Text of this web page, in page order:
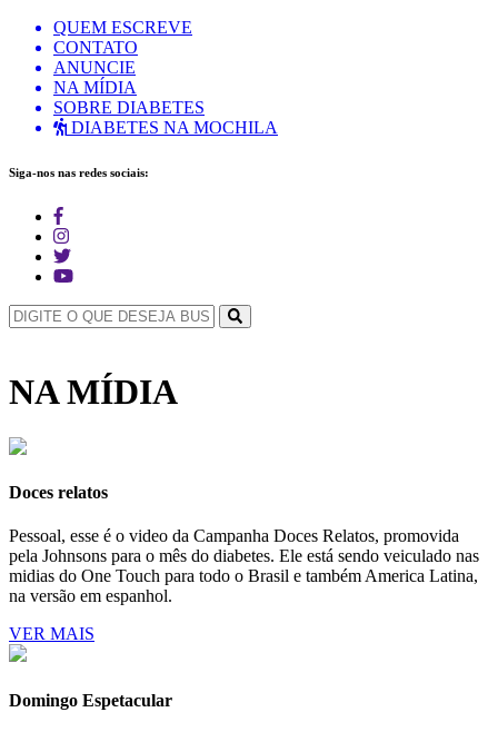
QUEM ESCREVE
CONTATO
ANUNCIE
NA MÍDIA
SOBRE DIABETES
DIABETES NA MOCHILA
Siga-nos nas redes sociais:
NA MÍDIA
Doces relatos
Pessoal, esse é o video da Campanha Doces Relatos, promovida
pela Johnsons para o mês do diabetes. Ele está sendo veiculado nas
midias do One Touch para todo o Brasil e também America Latina,
na versão em espanhol.
VER MAIS
Domingo Espetacular